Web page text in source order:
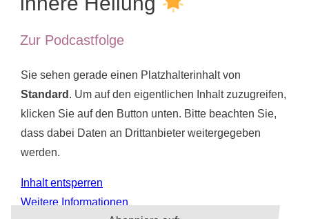
k
Zur Podcastfolge
Sie sehen gerade einen Platzhalterinhalt von
Standard . Um auf den eigentlichen Inhalt zuzugreifen,
klicken Sie auf den Button unten. Bitte beachten Sie,
dass dabei Daten an Drittanbieter weitergegeben
werden.
Inhalt entsperren
Weitere Informationen